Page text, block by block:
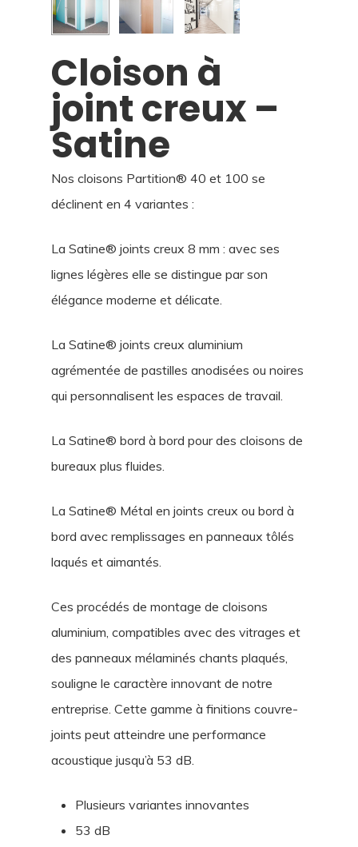
Cloison à
joint creux –
Satine
Nos cloisons Partition® 40 et 100 se
déclinent en 4 variantes :
La Satine® joints creux 8 mm : avec ses
lignes légères elle se distingue par son
élégance moderne et délicate.
La Satine® joints creux aluminium
agrémentée de pastilles anodisées ou noires
qui personnalisent les espaces de travail.
La Satine® bord à bord pour des cloisons de
bureaux plus fluides.
La Satine® Métal en joints creux ou bord à
bord avec remplissages en panneaux tôlés
laqués et aimantés.
Ces procédés de montage de cloisons
aluminium, compatibles avec des vitrages et
des panneaux mélaminés chants plaqués,
souligne le caractère innovant de notre
entreprise. Cette gamme à finitions couvre-
joints peut atteindre une performance
acoustique jusqu’à 53 dB.
Plusieurs variantes innovantes
53 dB